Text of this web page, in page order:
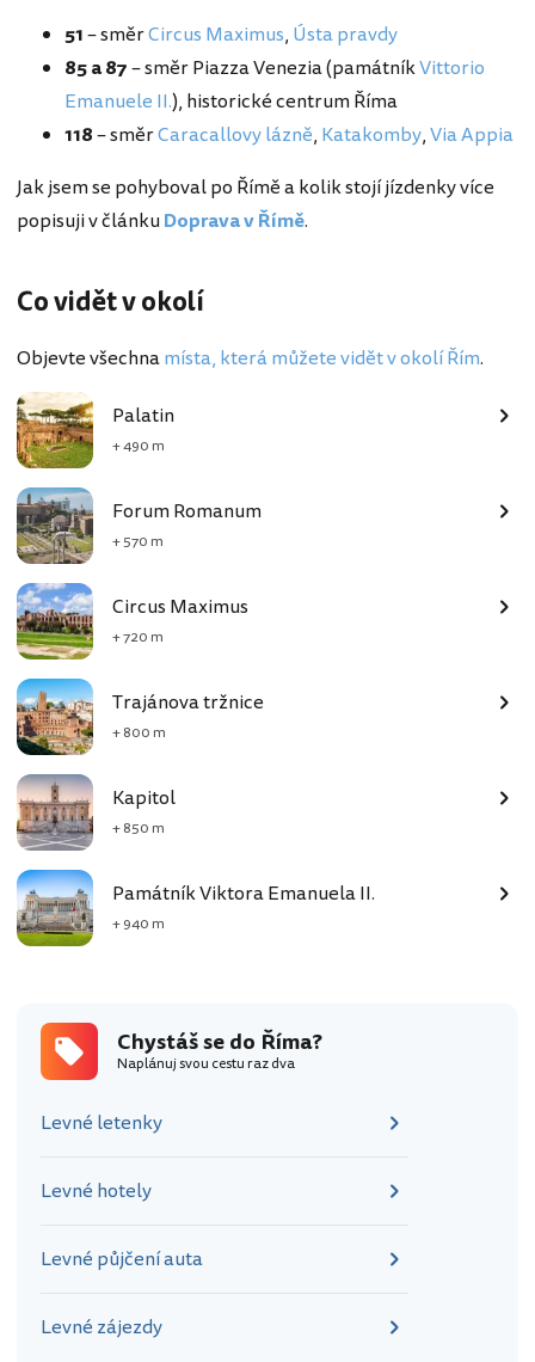
51– směrCircus Maximus, Ústa pravdy
85 a 87– směr Piazza Venezia (památníkVittorio
Emanuele II.), historické centrum Říma
118– směrCaracallovy lázně, Katakomby,Via Appia
Jak jsem se pohyboval po Římě a kolik stojí jízdenky více
popisuji v článkuDoprava v Římě.
Co vidět v okolí
Objevte všechnamísta, která můžete vidět v okolí Řím.
Palatin
+ 490 m
Forum Romanum
+ 570 m
Circus Maximus
+ 720 m
Trajánova tržnice
+ 800 m
Kapitol
+ 850 m
Památník Viktora Emanuela II.
+ 940 m
Chystáš se do Říma?
Naplánuj svou cestu raz dva
Levné letenky
Levné hotely
Levné půjčení auta
Levné zájezdy